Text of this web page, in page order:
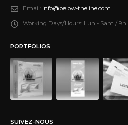
Email: info@below-theline.com
Working Days/Hours: Lun - Sam / 9h
PORTFOLIOS
SUIVEZ-NOUS